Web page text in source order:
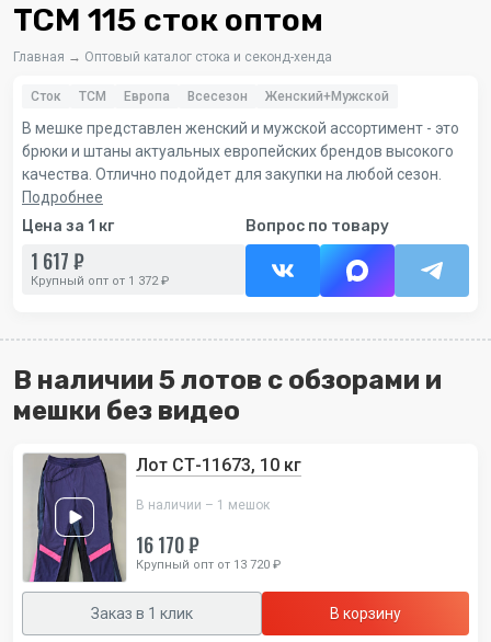
TCM 115 сток оптом
Главная → Оптовый каталог стока и секонд-хенда
Сток TCM Европа Всесезон Женский+Мужской
В мешке представлен женский и мужской ассортимент - это
брюки и штаны актуальных европейских брендов высокого
качества. Отлично подойдет для закупки на любой сезон.
Подробнее
Цена за 1 кг
1 617 ₽
Крупный опт от 1 372 ₽
Вопрос по товару
В наличии 5 лотов с обзорами и
мешки без видео
Лот СТ-11673, 10 кг
В наличии – 1 мешок
16 170 ₽
Крупный опт от 13 720 ₽
Заказ в 1 клик В корзину